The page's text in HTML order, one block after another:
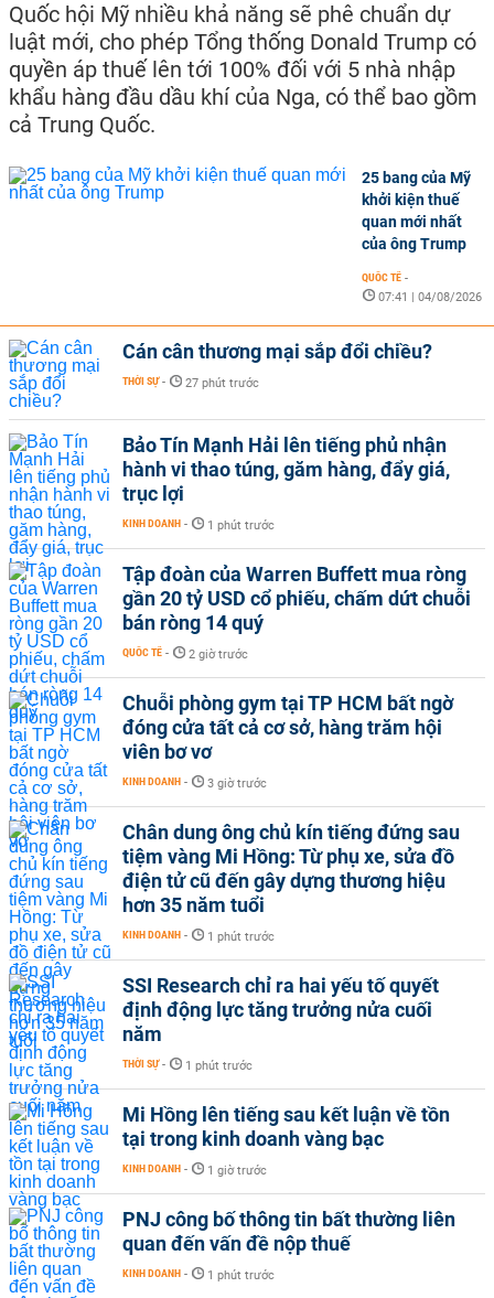
Quốc hội Mỹ nhiều khả năng sẽ phê chuẩn dự
luật mới, cho phép Tổng thống Donald Trump có
quyền áp thuế lên tới 100% đối với 5 nhà nhập
khẩu hàng đầu dầu khí của Nga, có thể bao gồm
cả Trung Quốc.
25 bang của Mỹ
khởi kiện thuế
quan mới nhất
của ông Trump
QUỐC TẾ -
07:41 | 04/08/2026
Cán cân thương mại sắp đổi chiều?
THỜI SỰ - 27 phút trước
Bảo Tín Mạnh Hải lên tiếng phủ nhận
hành vi thao túng, găm hàng, đẩy giá,
trục lợi
KINH DOANH - 1 phút trước
Tập đoàn của Warren Buffett mua ròng
gần 20 tỷ USD cổ phiếu, chấm dứt chuỗi
bán ròng 14 quý
QUỐC TẾ - 2 giờ trước
Chuỗi phòng gym tại TP HCM bất ngờ
đóng cửa tất cả cơ sở, hàng trăm hội
viên bơ vơ
KINH DOANH - 3 giờ trước
Chân dung ông chủ kín tiếng đứng sau
tiệm vàng Mi Hồng: Từ phụ xe, sửa đồ
điện tử cũ đến gây dựng thương hiệu
hơn 35 năm tuổi
KINH DOANH - 1 phút trước
SSI Research chỉ ra hai yếu tố quyết
định động lực tăng trưởng nửa cuối
năm
THỜI SỰ - 1 phút trước
Mi Hồng lên tiếng sau kết luận về tồn
tại trong kinh doanh vàng bạc
KINH DOANH - 1 giờ trước
PNJ công bố thông tin bất thường liên
quan đến vấn đề nộp thuế
KINH DOANH - 1 phút trước